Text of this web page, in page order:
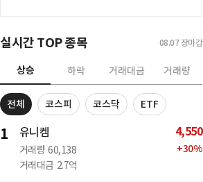
실시간 TOP 종목 08.07 장마감
상승 하락 거래대금 거래량
전체 코스피 코스닥 ETF
1 유니켐
거래량 60,138
거래대금 2.7억
4,550
+30%